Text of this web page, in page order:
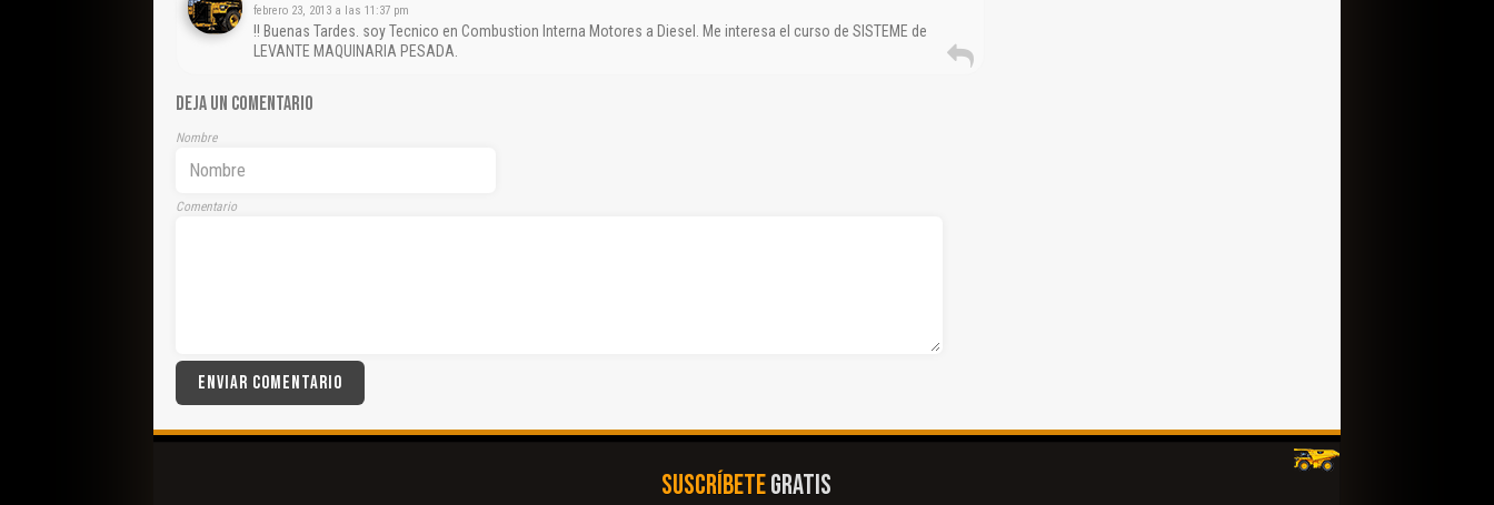
febrero 23, 2013 a las 11:37 pm
!! Buenas Tardes. soy Tecnico en Combustion Interna Motores a Diesel. Me interesa el curso de SISTEME de
LEVANTE MAQUINARIA PESADA.
DEJA UN COMENTARIO
Nombre
Comentario
SUSCRÍBETEGRATIS